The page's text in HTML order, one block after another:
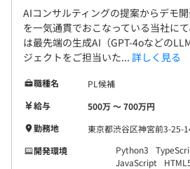
AIコンサルティングの提案からデモ
を一気通貫でおこなっている当社に
は最先端の生成AI（GPT-4oなどの
ジェクトをご担当いた... 詳しく見る
職種名
PL候補
給与
500万 〜 700万円
勤務地
東京都渋谷区神宮前3-25-
開発環境
Python3
JavaScript